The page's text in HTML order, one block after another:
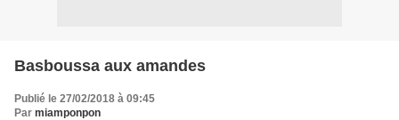
Basboussa aux amandes
Publié le 27/02/2018 à 09:45
Par miamponpon